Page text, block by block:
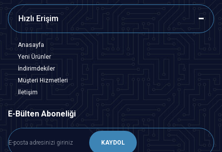
Hızlı Erişim
Anasayfa
Yeni Ürünler
İndirimdekiler
Müşteri Hizmetleri
İletişim
E-Bülten Aboneliği
KAYDOL